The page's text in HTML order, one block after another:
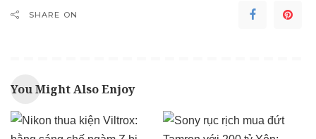
SHARE ON
You Might Also Enjoy